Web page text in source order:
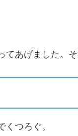
あげました。そ
つろぐ。